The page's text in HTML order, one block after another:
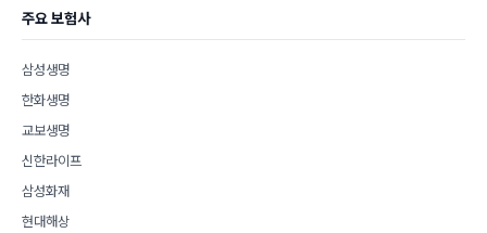
주요 보험사
삼성생명
한화생명
교보생명
신한라이프
삼성화재
현대해상